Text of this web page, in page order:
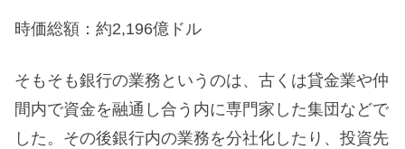
時価総額：約2,196億ドル
そもそも銀行の業務というのは、古くは貸金業や仲
間内で資金を融通し合う内に専門家した集団などで
した。その後銀行内の業務を分社化したり、投資先